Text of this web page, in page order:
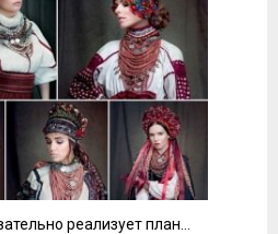
реализует план…